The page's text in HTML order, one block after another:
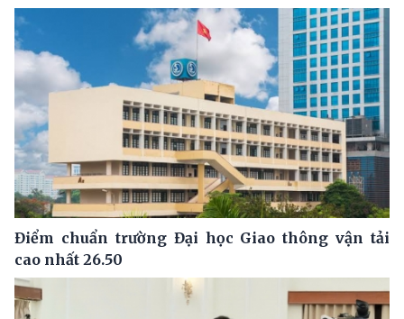
Điểm chuẩn trường Đại học Giao thông vận tải
cao nhất 26.50